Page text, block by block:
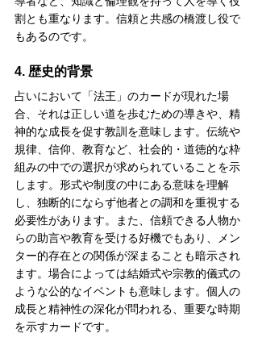
割とも重なります。信頼と共感の橋渡し役で
もあるのです。
4. 歴史的背景
占いにおいて「法王」のカードが現れた場
合、それは正しい道を歩むための導きや、精
神的な成長を促す教訓を意味します。伝統や
規律、信仰、教育など、社会的・道徳的な枠
組みの中での選択が求められていることを示
します。形式や制度の中にある意味を理解
し、独断的にならず他者との調和を重視する
必要性があります。また、信頼できる人物か
らの助言や教育を受ける好機でもあり、メン
ター的存在との関係が深まることも暗示され
ます。場合によっては結婚式や宗教的儀式の
ような公的なイベントも意味します。個人の
成長と精神性の深化が問われる、重要な時期
を示すカードです。